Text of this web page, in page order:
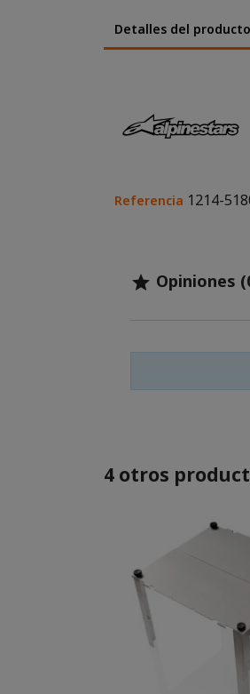
Detalles del producto
Referencia 1214-
 Opiniones
4 otros